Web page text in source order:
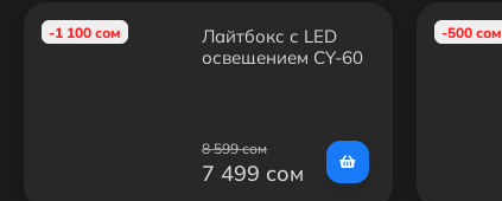
-1 100 сом
Лайтбокс с LED
освещением CY-60
8 599 сом
7 499 сом
-500 сом